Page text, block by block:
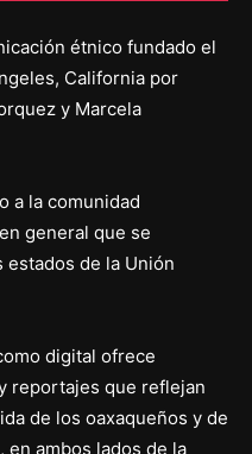
étnico fundado el
California por
y Marcela
a la comunidad
general que se
de la Unión
digital ofrece
reportajes que reflejan
de los oaxaqueños y de
en ambos lados de la